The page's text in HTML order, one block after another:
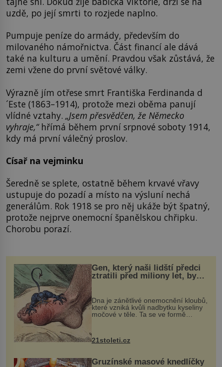
uzdě, po její smrti to rozjede naplno.
Pumpuje peníze do armády, především do
milovaného námořnictva. Část financí ale dává
také na kulturu a umění. Pravdou však zůstává, že
zemi vžene do první světové války.
Výrazně jím otřese smrt Františka Ferdinanda d
´Este (1863–1914), protože mezi oběma panují
vlídné vztahy. „Jsem přesvědčen, že Německo
vyhraje,“hřímá během první srpnové soboty 1914,
kdy má první válečný proslov.
Císař na vejminku
Šeredně se splete, ostatně během krvavé vřavy
ustupuje do pozadí a místo na výsluní nechá
generálům. Rok 1918 se pro něj ukáže být špatný,
protože nejprve onemocní španělskou chřipku.
Chorobu porazí.
Gen, který naši lidští předci
ztratili před miliony let, by
mohl pomoci s léčbou
„nemoci králů“
Dna je zánětlivé onemocnění kloubů,
které vzniká kvůli nadbytku kyseliny
močové v těle. Ta se ve formě
nohou, a způsobuje bole...
21stoleti.cz
Gruzínské masové knedlíčky